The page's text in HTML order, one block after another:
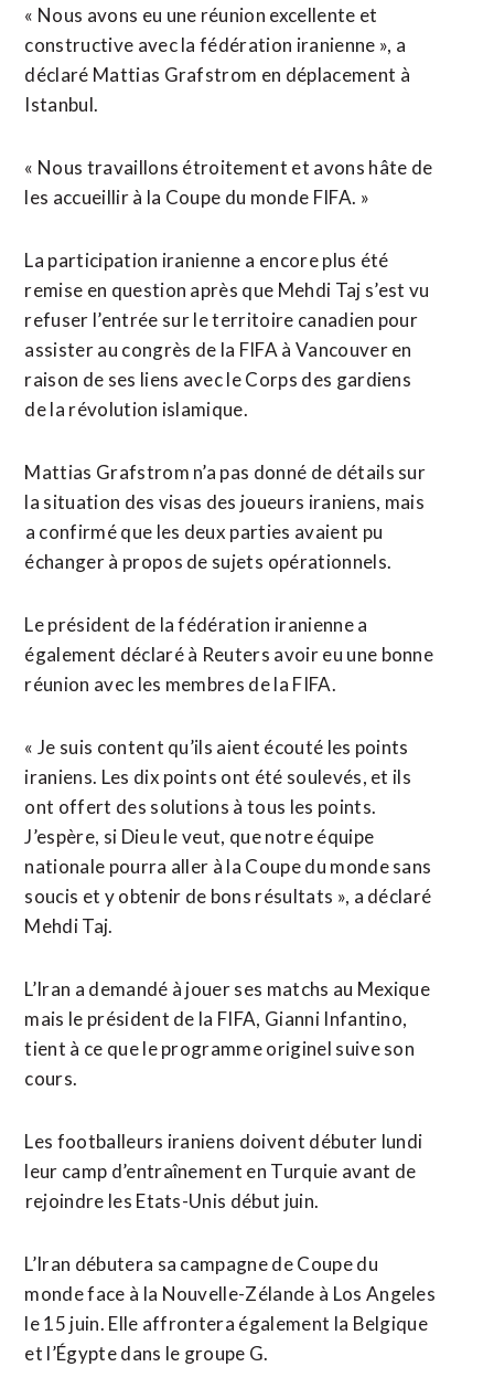
« Nous avons eu une réunion excellente et
constructive avec la fédération iranienne », a
déclaré Mattias Grafstrom en déplacement à
Istanbul.
« Nous travaillons étroitement et avons hâte de
les accueillir à la Coupe du monde FIFA. »
La participation iranienne a ⁠encore plus été
remise en question après que Mehdi Taj s’est vu
refuser l’entrée ⁠sur le territoire canadien pour
assister au congrès de la FIFA à Vancouver en
raison de ses liens avec le Corps des gardiens
de la révolution islamique.
Mattias Grafstrom n’a pas donné de détails sur
la situation des visas des joueurs iraniens, mais
⁠a ‌confirmé que les deux parties avaient pu
échanger à propos de sujets ⁠opérationnels.
Le président de la fédération iranienne a
également déclaré ​à Reuters avoir ​eu une bonne
réunion avec les membres de la FIFA.
« Je suis content qu’ils aient ​écouté les points
iraniens. Les dix points ont été soulevés, et ils
ont offert des solutions à tous les ‌points.
J’espère, si ​Dieu le veut, que notre équipe
nationale pourra aller à la Coupe du monde sans ​
soucis et y obtenir de bons résultats », a déclaré
Mehdi Taj.
L’Iran a demandé à jouer ses matchs au Mexique
mais le président de la FIFA, Gianni Infantino,
tient à ce que le programme originel suive son
cours.
Les footballeurs iraniens doivent débuter lundi
leur camp d’entraînement en Turquie avant de
⁠rejoindre les Etats-Unis début juin.
L’Iran débutera sa campagne de Coupe du
monde face à la Nouvelle-Zélande à Los Angeles
le 15 juin. ​Elle affrontera également la Belgique
et l’Égypte dans le ​groupe G.